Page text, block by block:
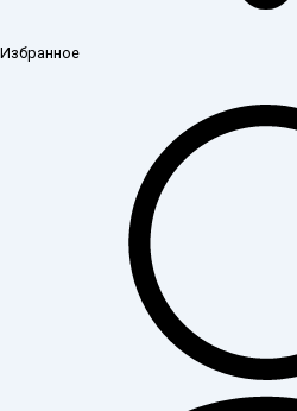
Избранное